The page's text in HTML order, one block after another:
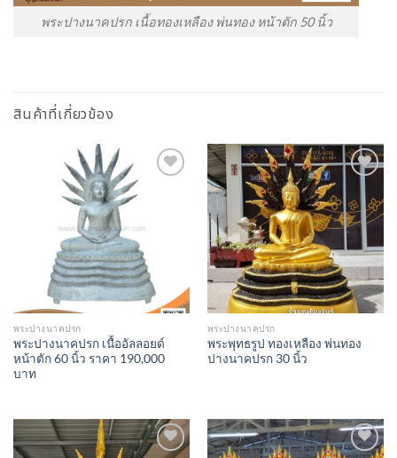
พระปางนาคปรก เนื้อทองเหลือง พ่นทอง หน้าตัก 50 นิ้ว
สินค้าที่เกี่ยวข้อง
พระปางนาคปรก
พระปางนาคปรก เนื้ออัลลอยด์
หน้าตัก 60 นิ้ว ราคา 190,000
บาท
Wishlist
พระปางนาคปรก
พระพุทธรูป ทองเหลือง พ่นทอง
ปางนาคปรก 30 นิ้ว